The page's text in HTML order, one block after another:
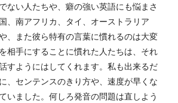
ない人たちや、癖の強い英語にも悩まさ
、南アフリカ、タイ、オーストラリア
、また彼ら特有の言葉に慣れるのは大変
相手にすることに慣れた人たちは、それ
すようにはしてくれます。私も出来るだ
、センテンスのきり方や、速度が早くな
いました。何しろ発音の問題は直しよう